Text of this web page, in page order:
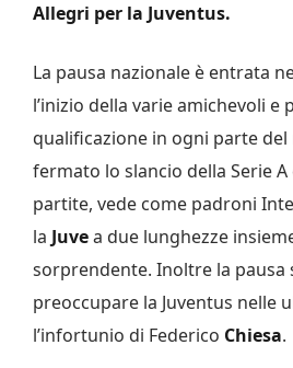
Allegri per la Juventus.
La pausa nazionale è entrata
l’inizio della varie amichevoli e
qualificazione in ogni parte del
fermato lo slancio della Serie
partite, vede come padroni
la Juvea due lunghezze
sorprendente. Inoltre la pausa
preoccupare la Juventus nelle
l’infortunio di Federico Chiesa.